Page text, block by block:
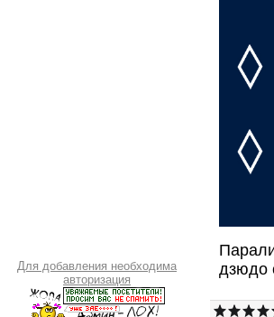
Для добавления необходима
авторизация
дзюдо